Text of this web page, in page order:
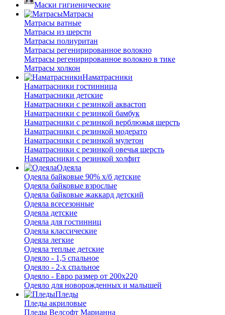
Маски гигиенические
Матрасы
Матрасы ватные
Матрасы из шерсти
Матрасы полиуритан
Матрасы регенирированное волокно
Матрасы регенирированное волокно в тике
Матрасы холкон
Наматрасники
Наматрасники гостинница
Наматрасники детские
Наматрасники с резинкой аквастоп
Наматрасники с резинкой бамбук
Наматрасники с резинкой верблюжья шерсть
Наматрасники с резинкой модерато
Наматрасники с резинкой мулетон
Наматрасники с резинкой овечья шерсть
Наматрасники с резинкой холфит
Одеяла
Одеяла байковые 90% х/б детские
Одеяла байковые взрослые
Одеяла байковые жаккард детский
Одеяла всесезонные
Одеяла детские
Одеяла для гостинниц
Одеяла классические
Одеяла легкие
Одеяла теплые детские
Одеяло - 1,5 спальное
Одеяло - 2-х спальное
Одеяло - Евро размер от 200х220
Одеяло для новорожденных и малышей
Пледы
Пледы акриловые
Пледы Велсофт Марианна